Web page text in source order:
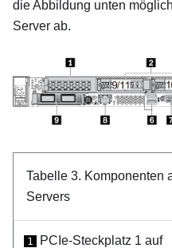
die Abbildung unten
Server ab.
Tabelle 3. Komponenten
Servers
1
PCIe-Steckplatz 1 auf